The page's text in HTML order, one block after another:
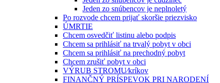
Jeden zo snúbencov je neplnoletý
Po rozvode chcem prijať skoršie priezvisko
ÚMRTIE
Chcem osvedčiť listinu alebo podpis
Chcem sa prihlásiť na trvalý pobyt v obci
Chcem sa prihlásiť na prechodný pobyt
Chcem zrušiť pobyt v obci
VÝRUB STROMU⁄kríkov
FINANČNÝ PRÍSPEVOK PRI NARODENÍ